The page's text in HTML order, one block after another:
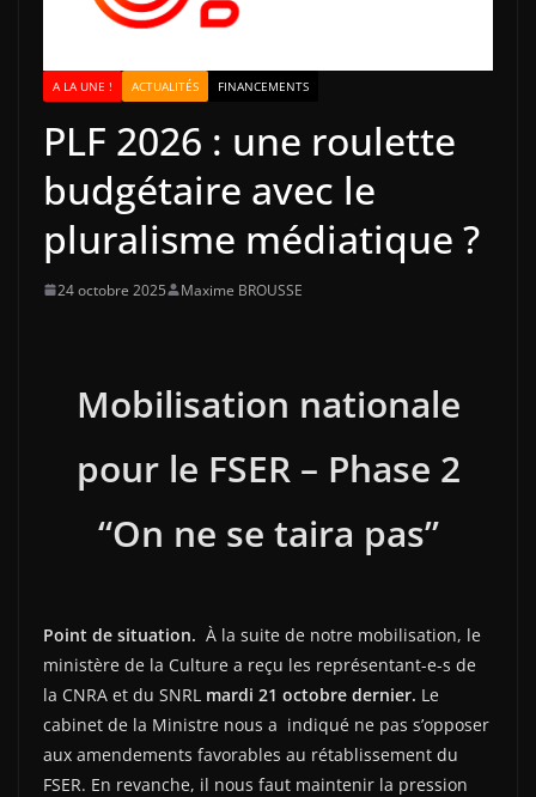
A LA UNE ! ACTUALITÉS FINANCEMENTS
PLF 2026 : une roulette
budgétaire avec le
pluralisme médiatique ?
24 octobre 2025 Maxime BROUSSE
Mobilisation nationale
pour le FSER – Phase 2
“On ne se taira pas”
Point de situation. À la suite de notre mobilisation, le
ministère de la Culture a reçu les représentant-e-s de
la CNRA et du SNRL mardi 21 octobre dernier. Le
cabinet de la Ministre nous a indiqué ne pas s’opposer
aux amendements favorables au rétablissement du
FSER. En revanche, il nous faut maintenir la pression